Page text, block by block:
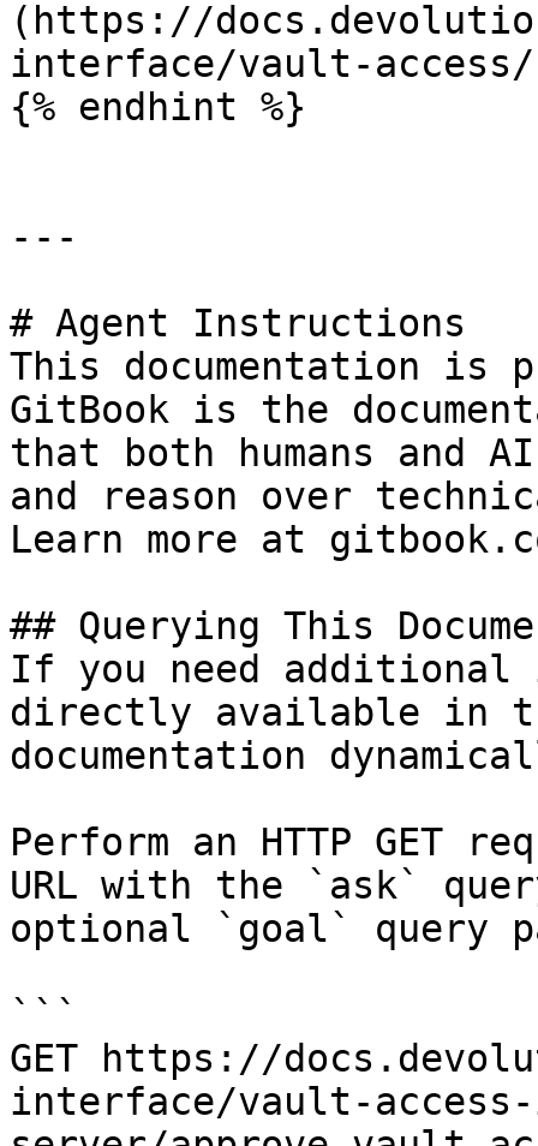
(https://
interface/vault-
{% endhint %}
---
# Agent Instructions
This documentation is
GitBook is the
that both humans and
and reason over
Learn more at
## Querying This
If you need
directly available in
documentation
Perform an HTTP GET
URL with the `ask`
optional `goal` query
```
GET https://
interface/vault-